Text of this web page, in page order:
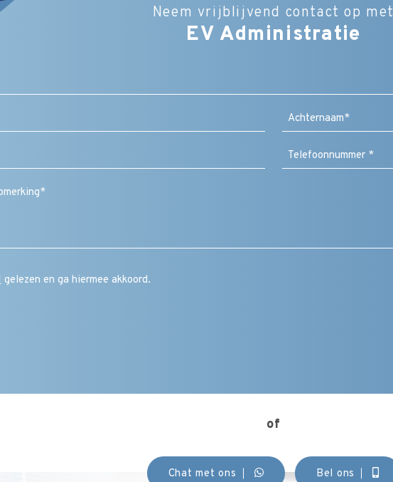
Neem vrijblijvend contact op met
EV Administratie
Naam
gelezen en ga hiermee akkoord.
of
Chat met ons Bel ons